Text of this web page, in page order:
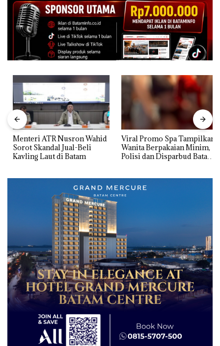
Menteri ATR Nusron Wahid
Sorot Skandal Jual-Beli
Kavling Laut di Batam
Viral Promo Spa Tampilkan
Wanita Berpakaian Minim,
Polisi dan Disparbud Batam